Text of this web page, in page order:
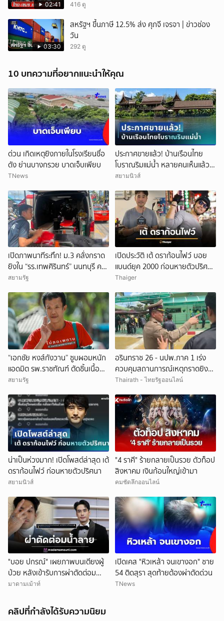
02:41 416 ดู
03:30
สหรัฐฯ ขึ้นภาษี 12.5% ส่ง ศุภจี เจรจา | ข่าวช่อง
วัน
292 ดู
10 บทความที่อยากแนะนำให้คุณ
ด่วน เกิดเหตุยิงภายในโรงเรียนชื่อ
ดัง ย่านบางกรวย บาดเจ็บเพียบ
TNews
ประกาศขายแล้ว! บ้านเรือนไทย
โบราณริมแม่น้ำ หลายคนเห็นแล้ว
จำได้ เคยเป็นฉากหนังดัง
สยามนิวส์
เปิดภาพนาทีระทึก! ม.3 คลั่งกราด
ยิงใน “รร.เทพศิรินทร์” นนทบุรี ครู
ดับ 2 บาดเจ็บกว่า 20 ราย ก่อนยิง
สยามรัฐ
เปิดประวัติ เต้ ดราก้อนไฟว์ บอย
แบนด์ยุค 2000 ก่อนหายตัวปริศนา
เกิดอะไรขึ้น
Thaiger
“เอกชัย หงส์กังวาน” ซูบผอมหนัก
แอดมิต รพ.ราชทัณฑ์ ตัดชิ้นเนื้อ
หัว-กระเพาะ รอฟังผลตรวจ
สยามรัฐ
อรินทราช 26 - นปพ.ภาค 1 เร่ง
ควบคุมสถานการณ์เหตุกราดยิง
โรงเรียนเทพศิรินทร์ นนทบุรี
Thairath - ไทยรัฐออนไลน์
น่าเป็นห่วงมาก! เปิดโพสต์ล่าสุด เต้
ดราก้อนไฟว์ ก่อนหายตัวปริศนา
สยามนิวส์
"4 ราศี" ร้ายกลายเป็นรวย ตัวท็อป
สิงหาคม เงินก้อนใหญ่เข้ามา
คมชัดลึกออนไลน์
"บอย ปกรณ์" เผยภาพบนเตียงผู้
ป่วย หลังเข้ารับการผ่าตัดต่อม
น้ำลาย หมอสั่งพักยาว 2 อาทิตย์
มาดามเม้าท์
เปิดเคส "หิวเหล้า จนเขางอก" ชาย
54 ติดสุรา สุดท้ายต้องผ่าตัดด่วน
TNews
คลิปที่กำลังได้รับความนิยม